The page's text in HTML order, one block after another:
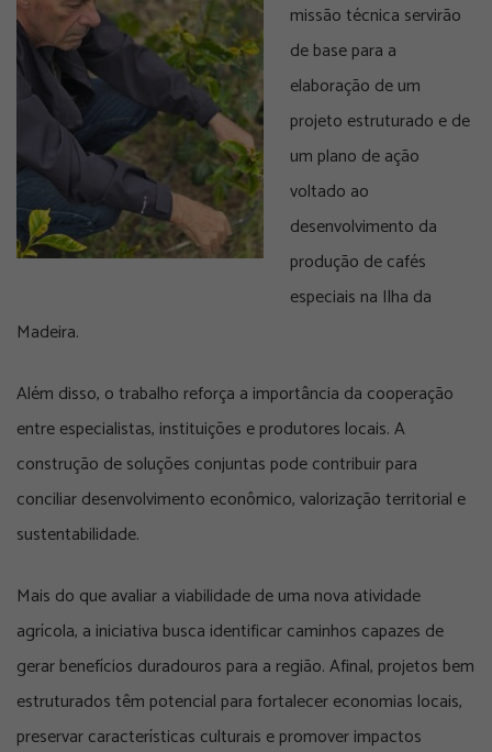
missão técnica servirão
de base para a
elaboração de um
projeto estruturado e de
um plano de ação
voltado ao
desenvolvimento da
produção de cafés
especiais na Ilha da
Madeira.
Além disso, o trabalho reforça a importância da cooperação
entre especialistas, instituições e produtores locais. A
construção de soluções conjuntas pode contribuir para
conciliar desenvolvimento econômico, valorização territorial e
sustentabilidade.
Mais do que avaliar a viabilidade de uma nova atividade
agrícola, a iniciativa busca identificar caminhos capazes de
gerar benefícios duradouros para a região. Afinal, projetos bem
estruturados têm potencial para fortalecer economias locais,
preservar características culturais e promover impactos